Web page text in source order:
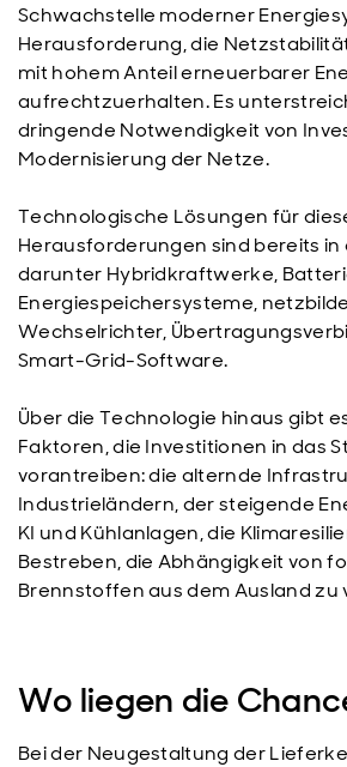
Schwachstelle moderner
Herausforderung, die
mit hohem Anteil erneuerbarer
aufrechtzuerhalten. Es
dringende Notwendigkeit von
Modernisierung der Netze.
Technologische Lösungen für
Herausforderungen sind bereits in
darunter Hybridkraftwerke,
Energiespeichersysteme,
Wechselrichter,
Smart-Grid-Software.
Über die Technologie hinaus gibt
Faktoren, die Investitionen in das
vorantreiben: die alternde
Industrieländern, der steigende
KI und Kühlanlagen, die
Bestreben, die Abhängigkeit von
Brennstoffen aus dem Ausland zu
Wo liegen die
Bei der Neugestaltung der